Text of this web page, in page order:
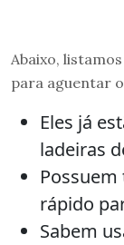
Abaixo,
para aguentar
Eles já
ladeiras
rápido
Sabem